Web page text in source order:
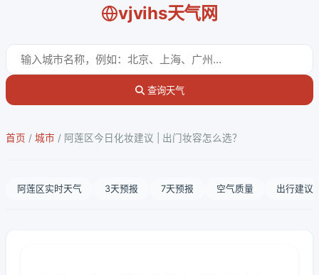
vjvihs天气网
查询天气
首页 / 城市 / 阿莲区今日化妆建议 | 出门妆容怎么选？
阿莲区实时天气 3天预报 7天预报 空气质量 出行建议